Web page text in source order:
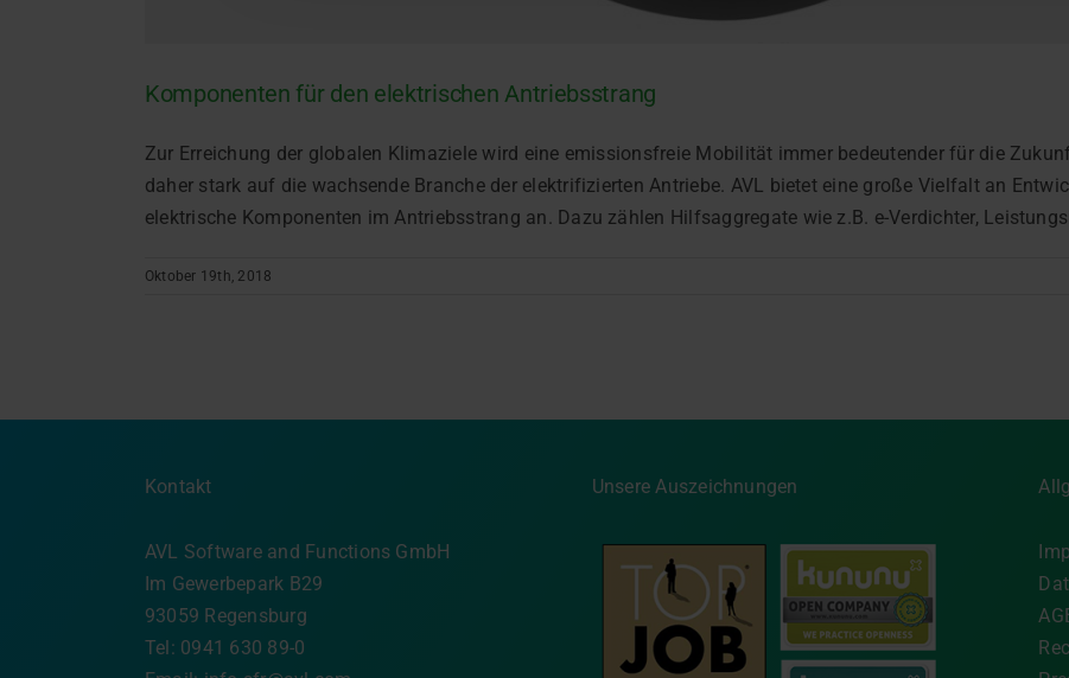
Komponenten für den elektrischen Antriebsstrang
Zur Erreichung der globalen Klimaziele wird eine emissionsfreie Mobilität immer bedeutender für die
daher stark auf die wachsende Branche der elektrifizierten Antriebe. AVL bietet eine große Vielfalt an
elektrische Komponenten im Antriebsstrang an. Dazu zählen Hilfsaggregate wie z.B. e-Verdichter,
Oktober 19th, 2018
Kontakt
AVL Software and Functions GmbH
Im Gewerbepark B29
93059 Regensburg
Tel: 0941 630 89-0
Unsere Auszeichnungen